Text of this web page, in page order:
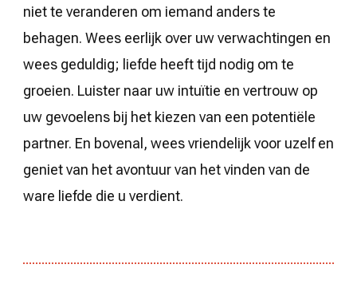
niet te veranderen om iemand anders te
behagen. Wees eerlijk over uw verwachtingen en
wees geduldig; liefde heeft tijd nodig om te
groeien. Luister naar uw intuïtie en vertrouw op
uw gevoelens bij het kiezen van een potentiële
partner. En bovenal, wees vriendelijk voor uzelf en
geniet van het avontuur van het vinden van de
ware liefde die u verdient.